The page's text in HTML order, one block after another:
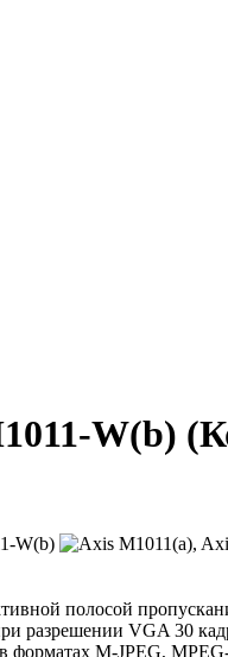
W(b)
полосой
разрешении VGA 30
M-JPEG,